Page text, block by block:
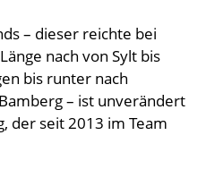
– dieser reichte bei
nach von Sylt bis
bis runter nach
– ist unverändert
der seit 2013 im Team